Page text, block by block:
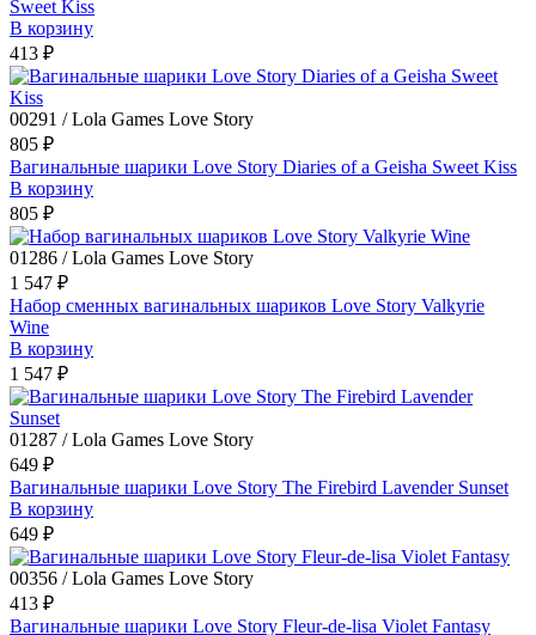
Sweet Kiss
В корзину
413 ₽
00291 / Lola Games Love Story
805 ₽
Вагинальные шарики Love Story Diaries of a Geisha Sweet Kiss
В корзину
805 ₽
01286 / Lola Games Love Story
1 547 ₽
Набор сменных вагинальных шариков Love Story Valkyrie
Wine
В корзину
1 547 ₽
01287 / Lola Games Love Story
649 ₽
Вагинальные шарики Love Story The Firebird Lavender Sunset
В корзину
649 ₽
00356 / Lola Games Love Story
413 ₽
Вагинальные шарики Love Story Fleur-de-lisa Violet Fantasy